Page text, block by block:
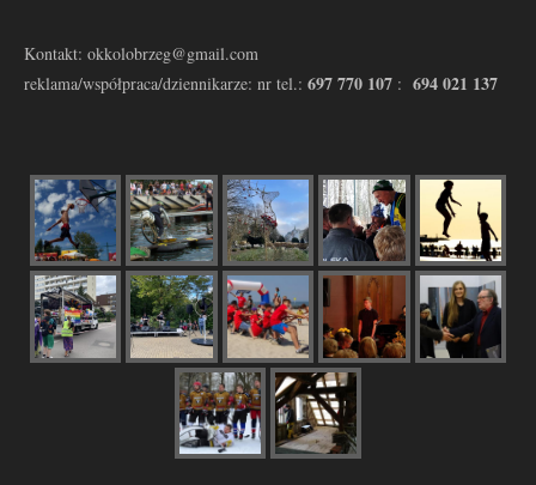
Kontakt: okkolobrzeg@gmail.com
reklama/współpraca/dziennikarze: nr tel.: 697 770 107 : 694 021 137